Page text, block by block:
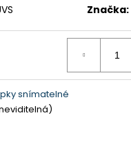
Značka:
snímatelné